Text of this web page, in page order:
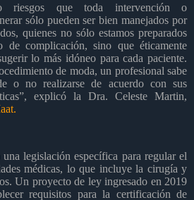
riesgos que toda intervención o
sólo pueden ser bien manejados por
quienes no sólo estamos preparados
de complicación, sino que éticamente
lo más idóneo para cada paciente.
de moda, un profesional sabe
o no realizarse de acuerdo con sus
explicó la Dra. Celeste Martin,
legislación específica para regular el
médicas, lo que incluye la cirugía y
Un proyecto de ley ingresado en 2019
requisitos para la certificación de